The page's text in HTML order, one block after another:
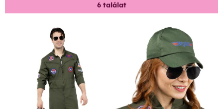
6találat